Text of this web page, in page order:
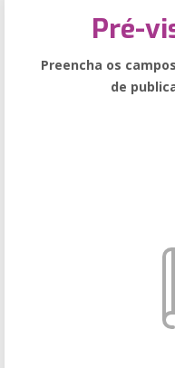
Pré-
Preencha os
de